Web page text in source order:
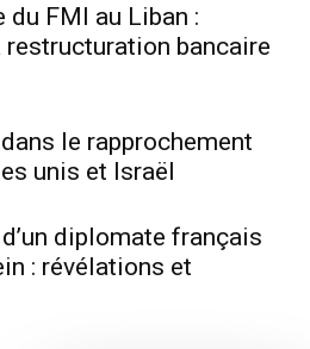
FMI au Liban :
bancaire
dans le rapprochement
unis et Israël
diplomate français
: révélations et